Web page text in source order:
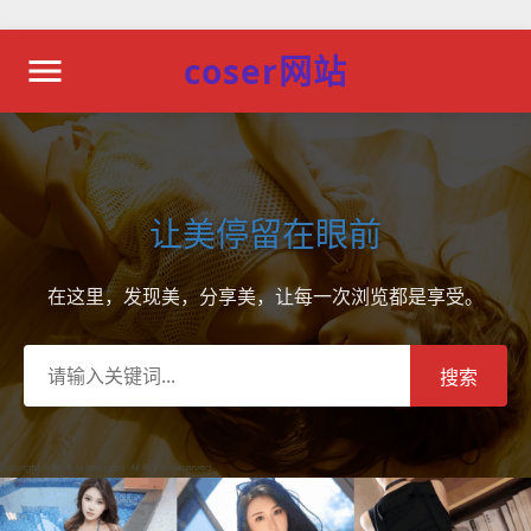
coser网站
让美停留在眼前
在这里，发现美，分享美，让每一次浏览都是享受。
搜索